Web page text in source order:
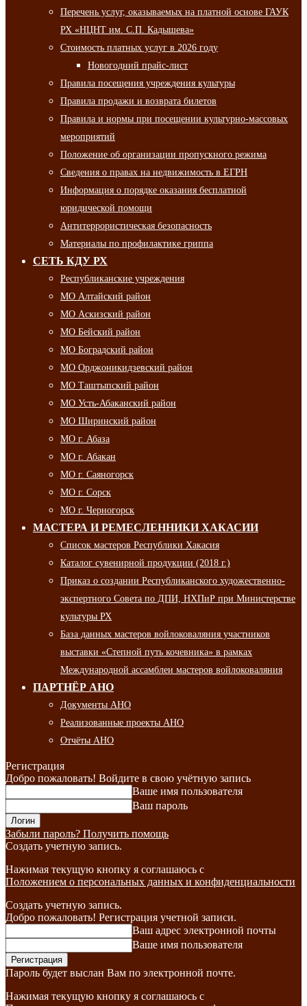
Перечень услуг, оказываемых на платной основе ГАУК
РХ «НЦНТ им. С.П. Кадышева»
Стоимость платных услуг в 2026 году
Новогодний прайс-лист
Правила посещения учреждения культуры
Правила продажи и возврата билетов
Правила и нормы при посещении культурно-массовых
мероприятий
Положение об организации пропускного режима
Сведения о правах на недвижимость в ЕГРН
Информация о порядке оказания бесплатной
юридической помощи
Антитеррористическая безопасность
Материалы по профилактике гриппа
СЕТЬ КДУ РХ
Республиканские учреждения
МО Алтайский район
МО Аскизский район
МО Бейский район
МО Боградский район
МО Орджоникидзевский район
МО Таштыпский район
МО Усть-Абаканский район
МО Ширинский район
МО г. Абаза
МО г. Абакан
МО г. Саяногорск
МО г. Сорск
МО г. Черногорск
МАСТЕРА И РЕМЕСЛЕННИКИ ХАКАСИИ
Список мастеров Республики Хакасия
Каталог сувенирной продукции (2018 г.)
Приказ о создании Республиканского художественно-
экспертного Совета по ДПИ, НХПиР при Министерстве
культуры РХ
База данных мастеров войлоковаляния участников
выставки «Степной путь кочевника» в рамках
Международной ассамблеи мастеров войлоковаляния
ПАРТНЁР АНО
Документы АНО
Реализованные проекты АНО
Отчёты АНО
Регистрация
Добро пожаловать! Войдите в свою учётную запись
Ваше имя пользователя
Ваш пароль
Забыли пароль? Получить помощь
Создать учетную запись.
Нажимая текущую кнопку я соглашаюсь с
Положением о персональных данных и конфиденциальности
Создать учетную запись.
Добро пожаловать! Регистрация учетной записи.
Ваш адрес электронной почты
Ваше имя пользователя
Пароль будет выслан Вам по электронной почте.
Нажимая текущую кнопку я соглашаюсь с